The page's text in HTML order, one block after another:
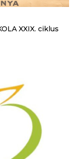
XXIX. ciklus